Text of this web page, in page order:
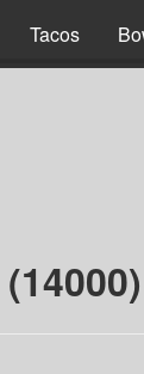
Tacos